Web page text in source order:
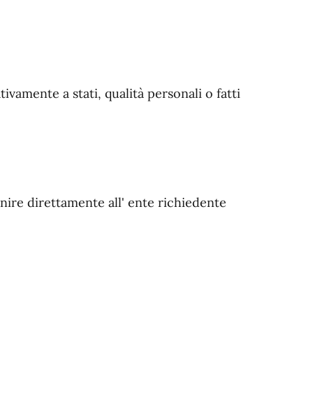
a stati, qualità personali o fatti
direttamente all' ente richiedente